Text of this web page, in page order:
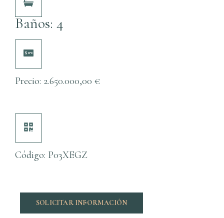
Baños: 4
Precio: 2.650.000,00 €
Código: P03XEGZ
SOLICITAR INFORMACIÓN